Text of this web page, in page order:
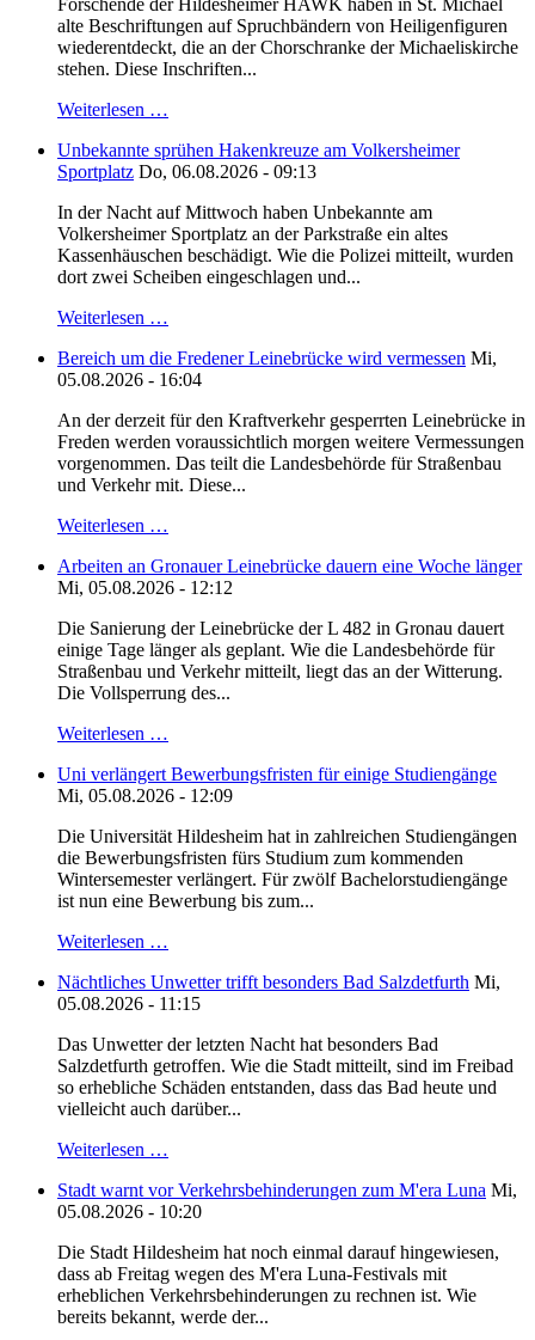
Forschende der Hildesheimer HAWK haben in St. Michael
alte Beschriftungen auf Spruchbändern von Heiligenfiguren
wiederentdeckt, die an der Chorschranke der Michaeliskirche
stehen. Diese Inschriften...
Weiterlesen …
Unbekannte sprühen Hakenkreuze am Volkersheimer
Sportplatz Do, 06.08.2026 - 09:13
In der Nacht auf Mittwoch haben Unbekannte am
Volkersheimer Sportplatz an der Parkstraße ein altes
Kassenhäuschen beschädigt. Wie die Polizei mitteilt, wurden
dort zwei Scheiben eingeschlagen und...
Weiterlesen …
Bereich um die Fredener Leinebrücke wird vermessen Mi,
05.08.2026 - 16:04
An der derzeit für den Kraftverkehr gesperrten Leinebrücke in
Freden werden voraussichtlich morgen weitere Vermessungen
vorgenommen. Das teilt die Landesbehörde für Straßenbau
und Verkehr mit. Diese...
Weiterlesen …
Arbeiten an Gronauer Leinebrücke dauern eine Woche länger
Mi, 05.08.2026 - 12:12
Die Sanierung der Leinebrücke der L 482 in Gronau dauert
einige Tage länger als geplant. Wie die Landesbehörde für
Straßenbau und Verkehr mitteilt, liegt das an der Witterung.
Die Vollsperrung des...
Weiterlesen …
Uni verlängert Bewerbungsfristen für einige Studiengänge
Mi, 05.08.2026 - 12:09
Die Universität Hildesheim hat in zahlreichen Studiengängen
die Bewerbungsfristen fürs Studium zum kommenden
Wintersemester verlängert. Für zwölf Bachelorstudiengänge
ist nun eine Bewerbung bis zum...
Weiterlesen …
Nächtliches Unwetter trifft besonders Bad Salzdetfurth Mi,
05.08.2026 - 11:15
Das Unwetter der letzten Nacht hat besonders Bad
Salzdetfurth getroffen. Wie die Stadt mitteilt, sind im Freibad
so erhebliche Schäden entstanden, dass das Bad heute und
vielleicht auch darüber...
Weiterlesen …
Stadt warnt vor Verkehrsbehinderungen zum M'era Luna Mi,
05.08.2026 - 10:20
Die Stadt Hildesheim hat noch einmal darauf hingewiesen,
dass ab Freitag wegen des M'era Luna-Festivals mit
erheblichen Verkehrsbehinderungen zu rechnen ist. Wie
bereits bekannt, werde der...